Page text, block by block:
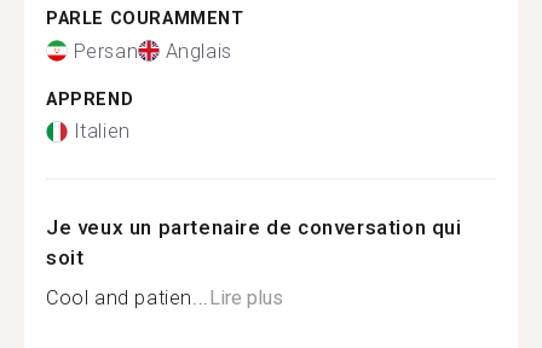
PARLE COURAMMENT
Persan Anglais
APPREND
Italien
Je veux un partenaire de conversation qui
soit
Cool and patien...Lire plus